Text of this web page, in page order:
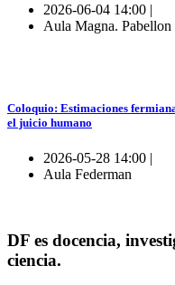
2026-06-04 14:00 |
Aula Magna. Pabellon
Coloquio: Estimaciones
el juicio humano
2026-05-28 14:00 |
Aula Federman
DF es docencia,
ciencia.